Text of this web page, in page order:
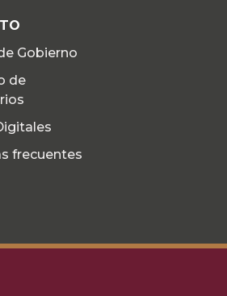
Gobierno
de
frecuentes